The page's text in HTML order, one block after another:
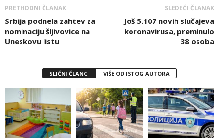
PRETHODNI ČLANAK
Srbija podnela zahtev za
nominaciju šljivovice na
Uneskovu listu
SLEDEĆI ČLANAK
Još 5.107 novih slučajeva
koronavirusa, preminulo
38 osoba
SLIČNI ČLANCI VIŠE OD ISTOG AUTORA